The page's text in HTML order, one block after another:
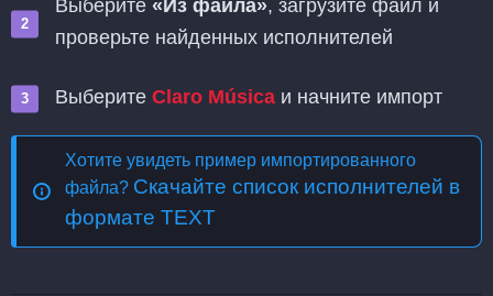
Выберите «Из файла», загрузите файл и
проверьте найденных исполнителей
Выберите Claro Música и начните импорт
Хотите увидеть пример импортированного
файла? Скачайте список исполнителей в
формате TEXT